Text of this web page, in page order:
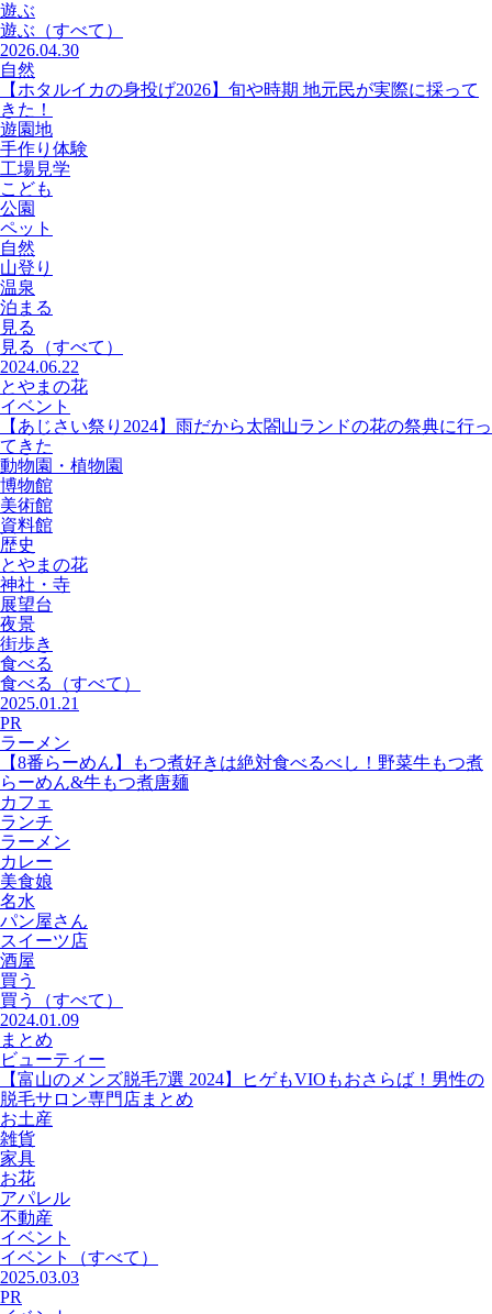
遊ぶ
遊ぶ （すべて）
2026.04.30
自然
【ホタルイカの身投げ2026】旬や時期 地元民が実際に採って
きた！
遊園地
手作り体験
工場見学
こども
公園
ペット
自然
山登り
温泉
泊まる
見る
見る
（すべて）
2024.06.22
とやまの花
イベント
【あじさい祭り2024】雨だから太閤山ランドの花の祭典に行っ
てきた
動物園・植物園
博物館
美術館
資料館
歴史
とやまの花
神社・寺
展望台
夜景
街歩き
食べる
食べる
（すべて）
2025.01.21
PR
ラーメン
【8番らーめん】もつ煮好きは絶対食べるべし！野菜牛もつ煮
らーめん&牛もつ煮唐麺
カフェ
ランチ
ラーメン
カレー
美食娘
名水
パン屋さん
スイーツ店
酒屋
買う
買う
（すべて）
2024.01.09
まとめ
ビューティー
【富山のメンズ脱毛7選 2024】ヒゲもVIOもおさらば！男性の
脱毛サロン専門店まとめ
お土産
雑貨
家具
お花
アパレル
不動産
イベント
イベント
（すべて）
2025.03.03
PR